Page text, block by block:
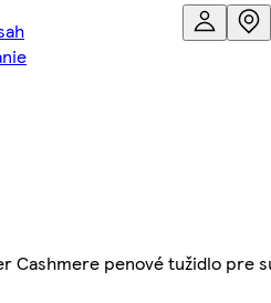
Cashmere penové tužidlo pre